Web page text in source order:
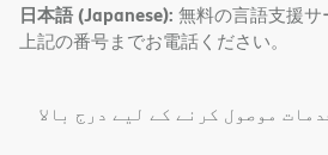
日本語 (Japanese): 無料の言語支援サ
上記の番号までお電話ください。
موصول کرنے کے لیے درج بالا